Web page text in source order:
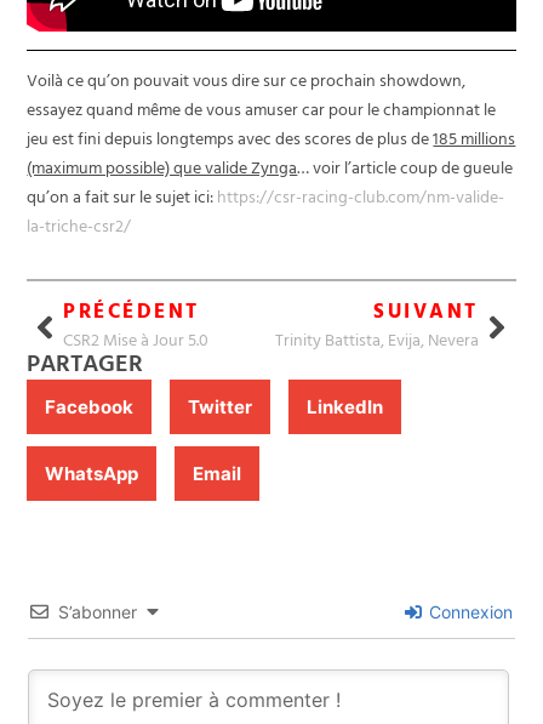
Voilà ce qu’on pouvait vous dire sur ce prochain showdown,
essayez quand même de vous amuser car pour le championnat le
jeu est fini depuis longtemps avec des scores de plus de185 millions
(maximum possible) que valide Zynga… voir l’article coup de gueule
qu’on a fait sur le sujet ici:https://csr-racing-club.com/nm-valide-
la-triche-csr2/
PRÉCÉDENT
CSR2 Mise à Jour 5.0
SUIVANT
Trinity Battista, Evija, Nevera
PARTAGER
Facebook Twitter LinkedIn
WhatsApp Email
S’abonner Connexion